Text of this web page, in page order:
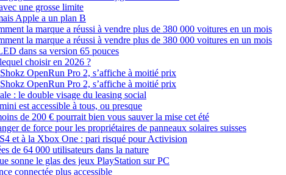
une grosse limite
Apple a un plan B
la marque a réussi à vendre plus de 380 000 voitures en un mois
la marque a réussi à vendre plus de 380 000 voitures en un mois
dans sa version 65 pouces
choisir en 2026 ?
OpenRun Pro 2, s’affiche à moitié prix
OpenRun Pro 2, s’affiche à moitié prix
: le double visage du leasing social
est accessible à tous, ou presque
de 200 € pourrait bien vous sauver la mise cet été
de force pour les propriétaires de panneaux solaires suisses
et à la Xbox One : pari risqué pour Activision
de 64 000 utilisateurs dans la nature
sonne le glas des jeux PlayStation sur PC
connectée plus accessible